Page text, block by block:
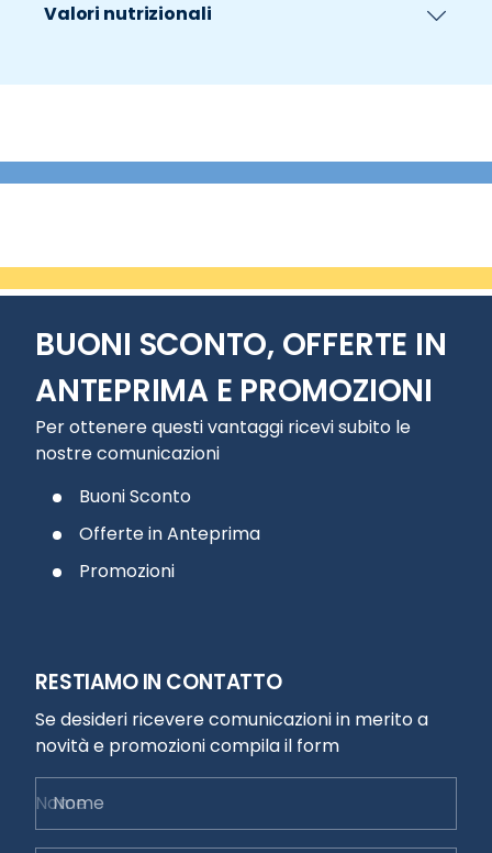
Valori nutrizionali
BUONI SCONTO, OFFERTE IN
ANTEPRIMA E PROMOZIONI
Per ottenere questi vantaggi ricevi subito le
nostre comunicazioni
Buoni Sconto
Offerte in Anteprima
Promozioni
RESTIAMO IN CONTATTO
Se desideri ricevere comunicazioni in merito a
novità e promozioni compila il form
Nome